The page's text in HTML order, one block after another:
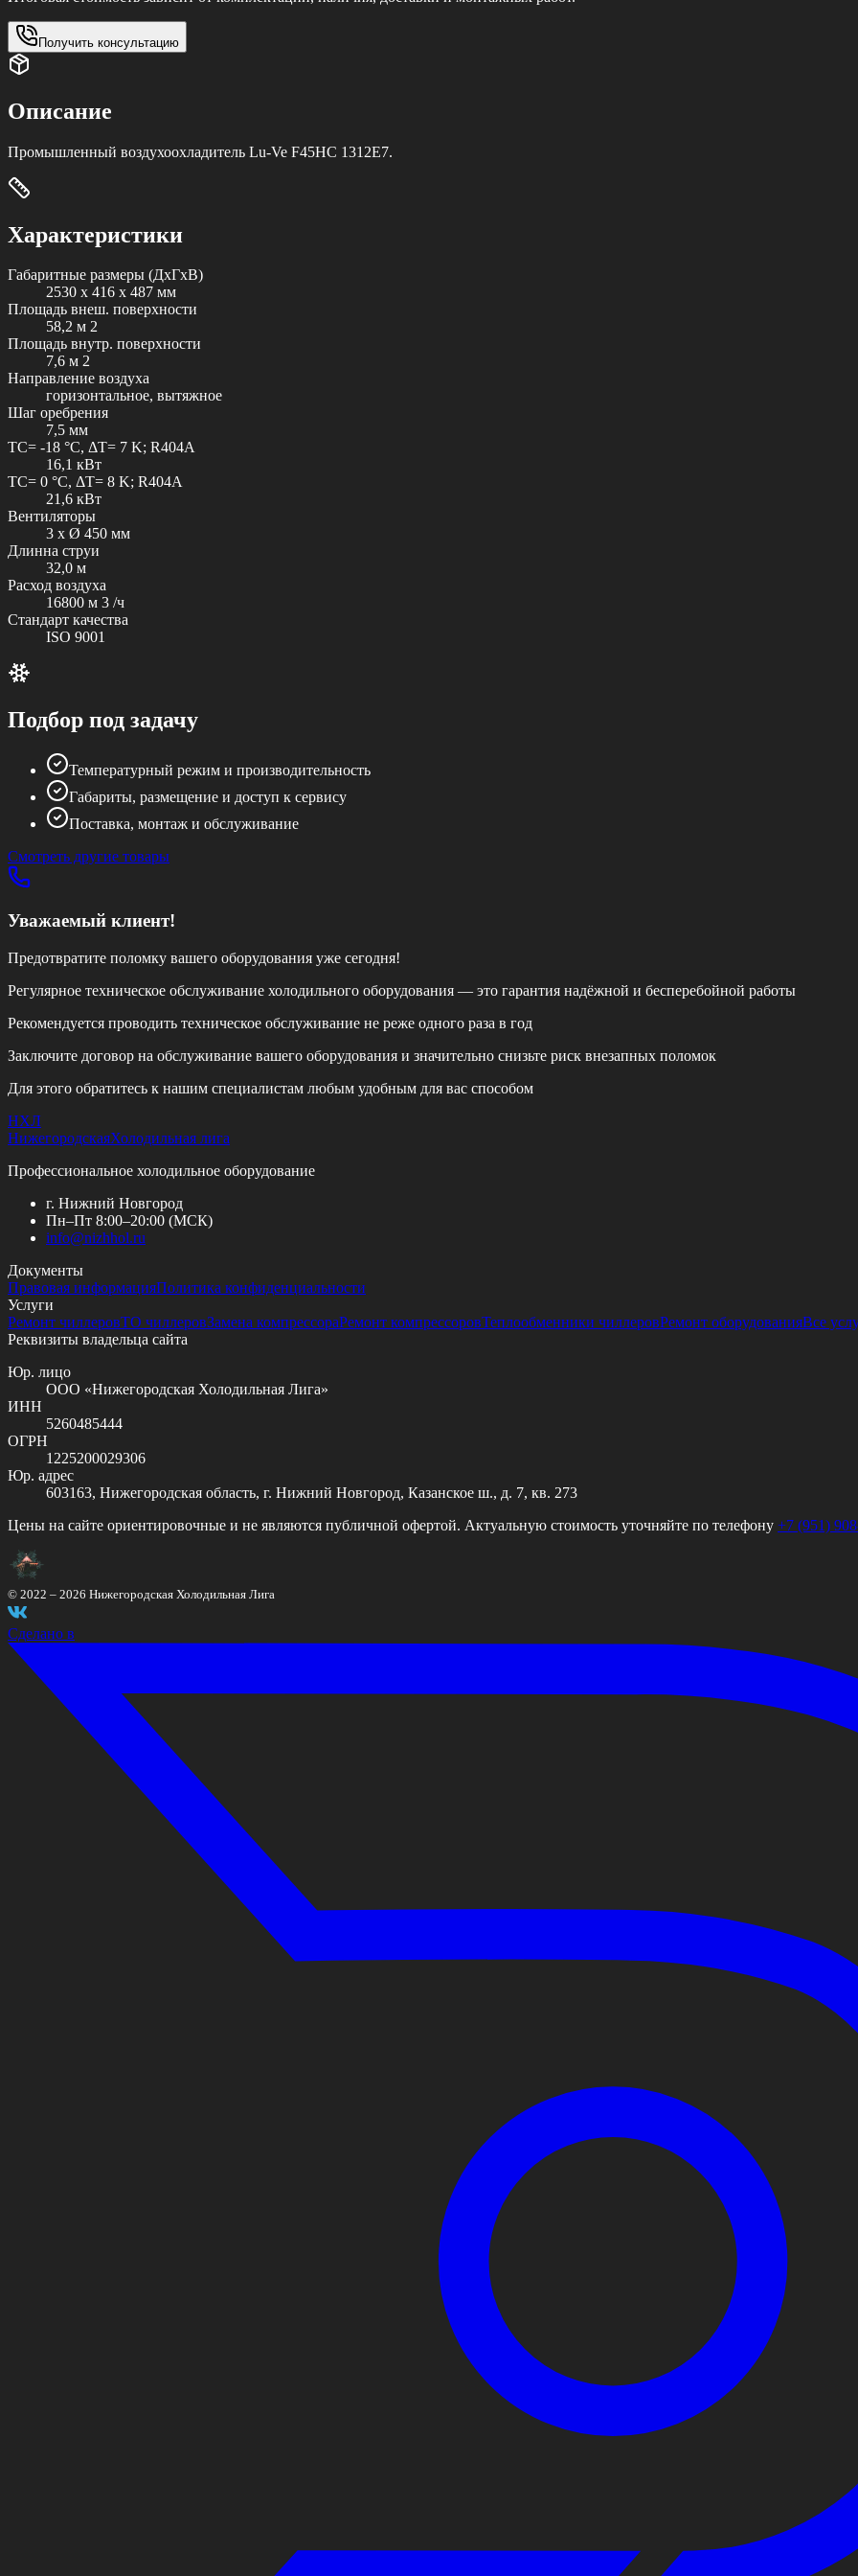
Получить консультацию
Описание
Промышленный воздухоохладитель Lu-Ve F45HC 1312E7.
Характеристики
Габаритные размеры (ДxГxВ)
2530 x 416 x 487 мм
Площадь внеш. поверхности
58,2 м 2
Площадь внутр. поверхности
7,6 м 2
Направление воздуха
горизонтальное, вытяжное
Шаг оребрения
7,5 мм
TC= -18 °C, ΔT= 7 K; R404A
16,1 кВт
TC= 0 °C, ΔT= 8 K; R404A
21,6 кВт
Вентиляторы
3 x Ø 450 мм
Длинна струи
32,0 м
Расход воздуха
16800 м 3 /ч
Стандарт качества
ISO 9001
Подбор под задачу
Температурный режим и производительность
Габариты, размещение и доступ к сервису
Поставка, монтаж и обслуживание
Смотреть другие товары
Уважаемый клиент!
Предотвратите поломку вашего оборудования уже сегодня!
Регулярное техническое обслуживание холодильного оборудования — это гарантия надёжной и бесперебойной работы
Рекомендуется проводить техническое обслуживание не реже одного раза в год
Заключите договор на обслуживание вашего оборудования и значительно снизьте риск внезапных поломок
Для этого обратитесь к нашим специалистам любым удобным для вас способом
НХЛ
НижегородскаяХолодильная лига
Профессиональное холодильное оборудование
г. Нижний Новгород
Пн–Пт 8:00–20:00 (МСК)
info@nizhhol.ru
Документы
Правовая информацияПолитика конфиденциальности
Услуги
Ремонт чиллеровТО чиллеровЗамена компрессораРемонт компрессоровТеплообменники чиллеровРемонт оборудованияВсе
Реквизиты владельца сайта
Юр. лицо
ООО «Нижегородская Холодильная Лига»
ИНН
5260485444
ОГРН
1225200029306
Юр. адрес
603163, Нижегородская область, г. Нижний Новгород, Казанское ш., д. 7, кв. 273
Цены на сайте ориентировочные и не являются публичной офертой. Актуальную стоимость уточняйте по телефону +7 (951)
© 2022 – 2026 Нижегородская Холодильная Лига
Сделано в